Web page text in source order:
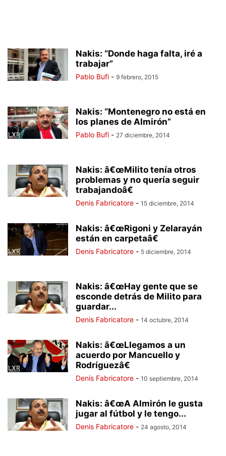
Nakis: “Donde haga falta, iré a
trabajar”
Pablo Bufi - 9 febrero, 2015
Nakis: “Montenegro no está en
los planes de Almirón”
Pablo Bufi - 27 diciembre, 2014
Nakis: â€œMilito tenía otros
problemas y no quería seguir
trabajandoâ€
Denis Fabricatore - 15 diciembre, 2014
Nakis: â€œRigoni y Zelarayán
están en carpetaâ€
Denis Fabricatore - 5 diciembre, 2014
Nakis: â€œHay gente que se
esconde detrás de Milito para
guardar...
Denis Fabricatore - 14 octubre, 2014
Nakis: â€œLlegamos a un
acuerdo por Mancuello y
Rodríguezâ€
Denis Fabricatore - 10 septiembre, 2014
Nakis: â€œA Almirón le gusta
jugar al fútbol y le tengo...
Denis Fabricatore - 24 agosto, 2014